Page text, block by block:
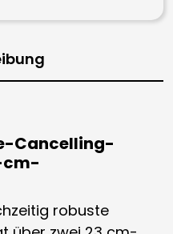
Cancelling-
cm-
robuste